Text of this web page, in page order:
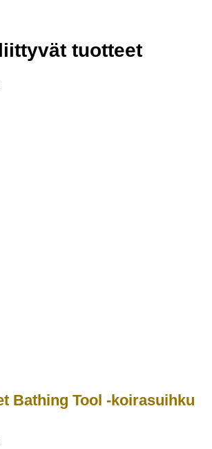
tuotteet
Bathing Tool -koirasuihku